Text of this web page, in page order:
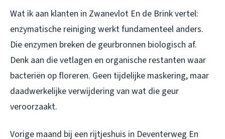
Wat ik aan klanten in Zwanevlot En de Brink vertel:
enzymatische reiniging werkt fundamenteel anders.
Die enzymen breken de geurbronnen biologisch af.
Denk aan die vetlagen en organische restanten waar
bacteriën op floreren. Geen tijdelijke maskering, maar
daadwerkelijke verwijdering van wat die geur
veroorzaakt.
Vorige maand bij een rijtjeshuis in Deventerweg En